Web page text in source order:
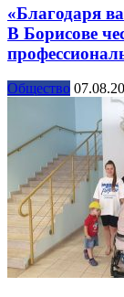
«Благодаря
В Борисове
Общество